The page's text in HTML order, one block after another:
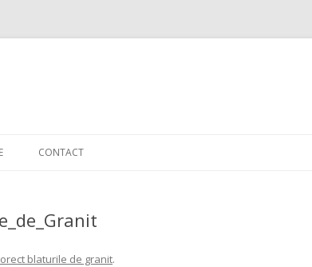
CONTACT
blaturile de granit.